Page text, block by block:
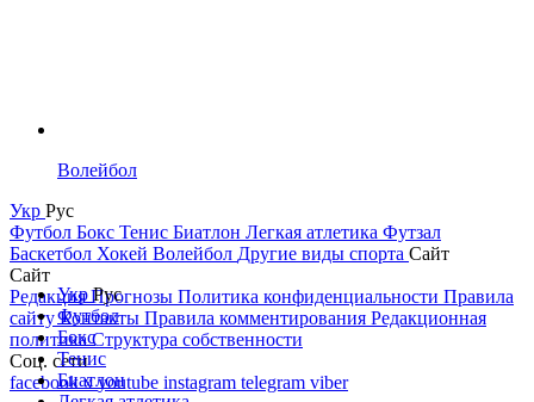
Волейбол
Укр Рус
Футбол Бокс Тенис Биатлон Легкая атлетика Футзал
Баскетбол Хокей Волейбол Другие виды спорта Сайт
Сайт
РедакцияПрогнозы Политика конфиденциальности Правила
сайтуКонтакты Правила комментирования Редакционная
политикаСтруктура собственности
Соц. сети
facebookxyoutube instagram telegram viber
УкрРус
Футбол
Бокс
Тенис
Биатлон